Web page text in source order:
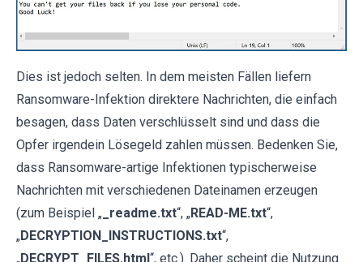
Dies ist jedoch selten. In dem meisten Fällen liefern
Ransomware-Infektion direktere Nachrichten, die einfach
besagen, dass Daten verschlüsselt sind und dass die
Opfer irgendein Lösegeld zahlen müssen. Bedenken Sie,
dass Ransomware-artige Infektionen typischerweise
Nachrichten mit verschiedenen Dateinamen erzeugen
(zum Beispiel „ _readme.txt“, „READ-ME.txt“,
„DECRYPTION_INSTRUCTIONS.txt“,
„DECRYPT_FILES.html“, etc.). Daher scheint die Nutzung